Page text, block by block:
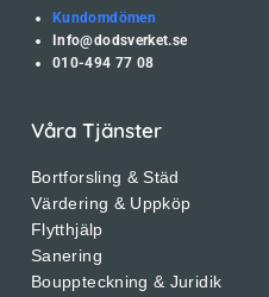
Kundomdömen
Info@dodsverket.se
010-494 77 08
Våra Tjänster
Bortforsling & Städ
Värdering & Uppköp
Flytthjälp
Sanering
Bouppteckning & Juridik